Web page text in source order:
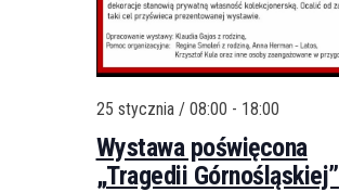
25 stycznia / 08:00 - 18:00
Wystawa poświęcona
„Tragedii Górnośląskiej”